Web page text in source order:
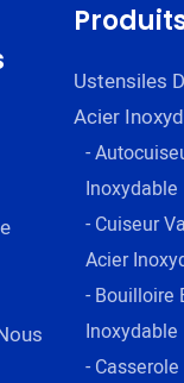
Ustensiles
Acier
-
Inoxydable
- Cuiseur
Acier
- Bouilloire
Inoxydable
-